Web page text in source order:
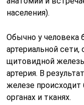
населения).
Обычно у человека
артериальной
щитовидной
артерия. В
железе происходит
органах и тканях.